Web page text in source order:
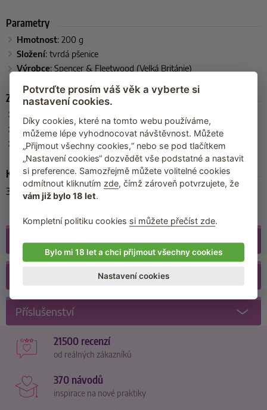
Parametry
Hmotnost: 200 g
Složení: tvrdá pšenice
Výrobce: Spencer & Fleetwood (Velká Británie)
Zařazeno
Spencer & Fleetwood
Sexy doplňky do domácnosti
Sexy doplňky na párty a oslavy
Kód produktu
33600-ASSORT
Galerie(4)
Příslušenství
21500 recenzí
od reálných zákazníků
370 návodů
inspirace na nové praktiky
Potvrďte prosím váš věk a vyberte si
nastavení cookies.
Díky cookies, které na tomto webu používáme,
můžeme lépe vyhodnocovat návštěvnost. Můžete
„Přijmout všechny cookies,“ nebo se pod tlačítkem
„Nastavení cookies“ dozvědět vše podstatné a nastavit
si preference. Samozřejmě můžete volitelné cookies
odmítnout kliknutím zde, čímž zároveň potvrzujete, že
vám již bylo 18 let.
Kompletní politiku cookies si můžete přečíst zde.
Bylo mi 18 let a chci přijmout všechny cookies
Nastavení cookies